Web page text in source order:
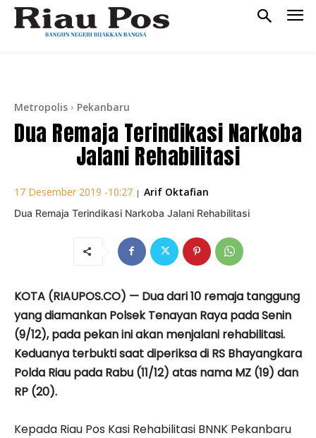
Metropolis Pekanbaru
Dua Remaja Terindikasi Narkoba
Jalani Rehabilitasi
17 Desember 2019 -10:27 | Arif Oktafian
Dua Remaja Terindikasi Narkoba Jalani Rehabilitasi
KOTA (RIAUPOS.CO) — Dua dari 10 remaja tanggung
yang diamankan Polsek Tenayan Raya pada Senin
(9/12), pada pekan ini akan menjalani rehabilitasi.
Keduanya terbukti saat diperiksa di RS Bhayangkara
Polda Riau pada Rabu (11/12) atas nama MZ (19) dan
RP (20).
Kepada Riau Pos Kasi Rehabilitasi BNNK Pekanbaru